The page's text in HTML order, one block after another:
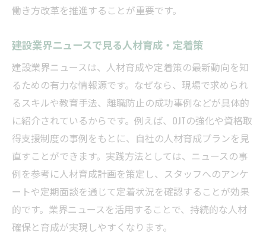
働き方改革を推進することが重要です。
建設業界ニュースで見る人材育成・定着策
建設業界ニュースは、人材育成や定着策の最新動向を知
るための有力な情報源です。なぜなら、現場で求められ
るスキルや教育手法、離職防止の成功事例などが具体的
に紹介されているからです。例えば、OJTの強化や資格取
得支援制度の事例をもとに、自社の人材育成プランを見
直すことができます。実践方法としては、ニュースの事
例を参考に人材育成計画を策定し、スタッフへのアンケ
ートや定期面談を通じて定着状況を確認することが効果
的です。業界ニュースを活用することで、持続的な人材
確保と育成が実現しやすくなります。